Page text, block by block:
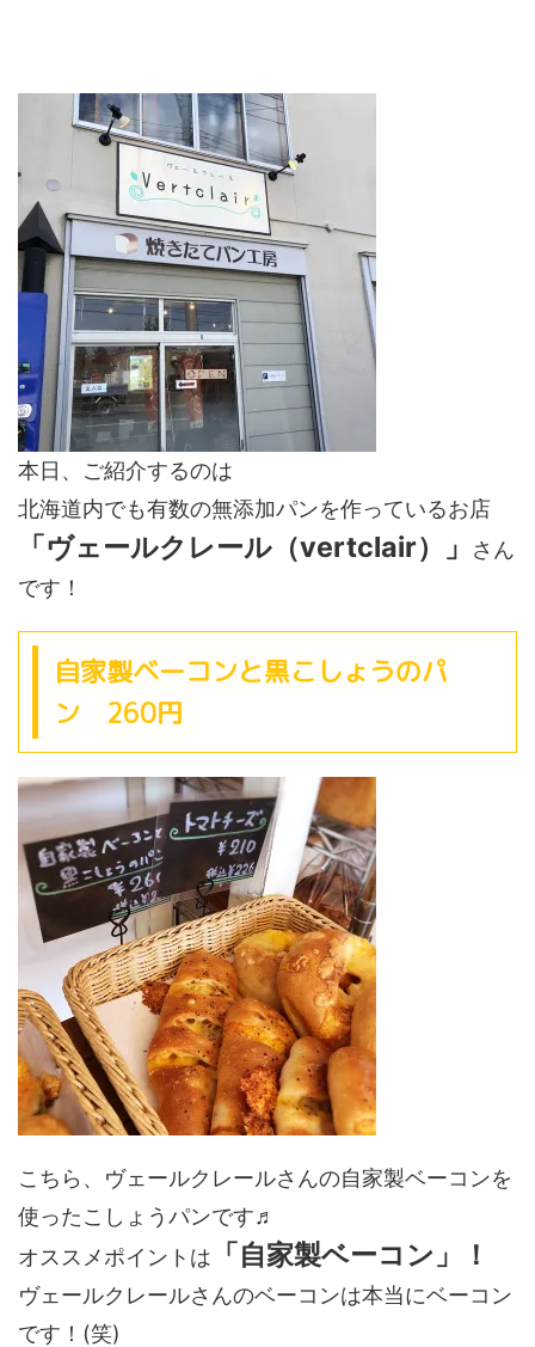
本日、ご紹介するのは
北海道内でも有数の無添加パンを作っているお店
「ヴェールクレール（vertclair）」
さん
です！
自家製ベーコンと黒こしょうのパ
ン 260円
こちら、ヴェールクレールさんの自家製ベーコンを
使ったこしょうパンです♬
オススメポイントは
「自家製ベーコン」！
ヴェールクレールさんのベーコンは本当にベーコン
です！(笑)